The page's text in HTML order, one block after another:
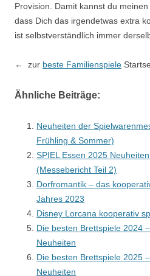
Provision. Damit kannst du
dass Dich das irgendetwas extra
ist selbstverständlich immer
← zur beste Familienspiele
Ähnliche Beiträge:
Neuheiten der
Frühling & Sommer)
SPIEL Essen 2025
(Messebericht Teil 2)
Dorfromantik – das
Jahres 2023
Disney Lorcana kooperativ
Die besten Brettspiele 2024
Neuheiten
Die besten Brettspiele 2025
Neuheiten